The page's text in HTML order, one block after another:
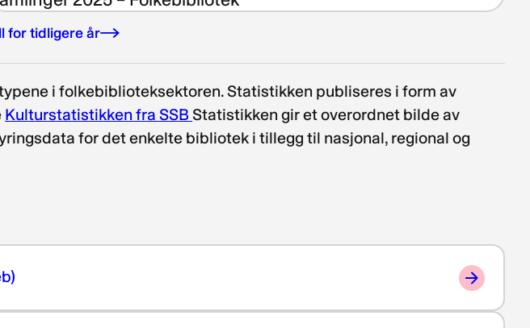
for tidligere år
i folkebiblioteksektoren. Statistikken publiseres i form av
Kulturstatistikken fra SSBStatistikken gir et overordnet bilde av
for det enkelte bibliotek i tillegg til nasjonal, regional og